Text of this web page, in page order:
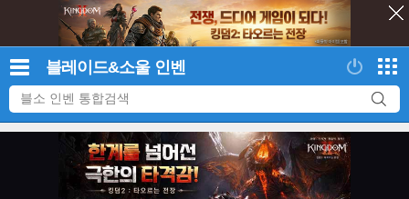
블레이드&소울 인벤
category
icon
오버워치 新한국 영웅, 메카 부대 리더 '디몬' 공식 트레일러 공개
icon